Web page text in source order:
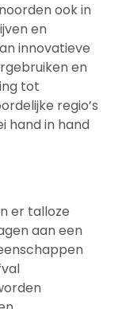
ook in
en
innovatieve
en
tot
regio’s
hand in hand
er talloze
aan een